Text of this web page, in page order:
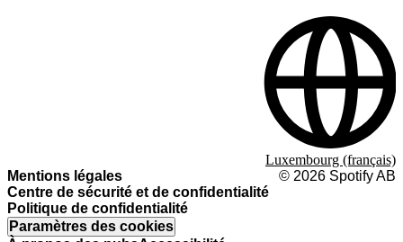
Mentions légales
Centre de sécurité et de confidentialité
Politique de confidentialité
Paramètres des cookies
© 2026 Spotify AB
Luxembourg (français)